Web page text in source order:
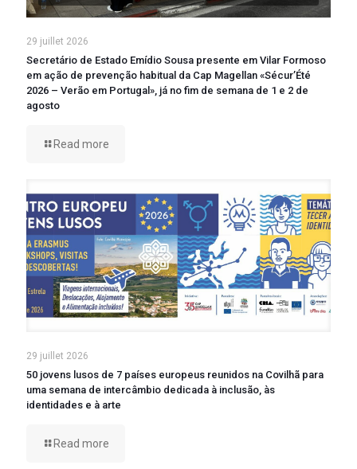
29 juillet 2026
Secretário de Estado Emídio Sousa presente em Vilar Formoso
em ação de prevenção habitual da Cap Magellan «Sécur’Été
2026 – Verão em Portugal», já no fim de semana de 1 e 2 de
agosto
Read more
29 juillet 2026
50 jovens lusos de 7 países europeus reunidos na Covilhã para
uma semana de intercâmbio dedicada à inclusão, às
identidades e à arte
Read more